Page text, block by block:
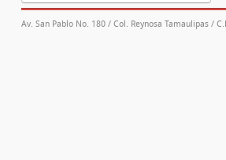
Av. San Pablo No. 180 / Col. Reynosa Tamaulipas /